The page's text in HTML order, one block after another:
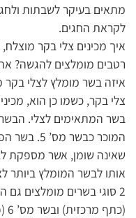
מתאים בעיקר לשבתות
לקראת החגים.
איך מכינים צלי בקר מוצלח,
רטבים מומלצים להגשה?
איזה בשר מומלץ לצלי בקר
צלי בקר, כשמו כן הוא,
בשר המתאימים לצלי.
המוכר
שאינה שומן, אשר מספקת
אותו לבשר המומלץ ביותר